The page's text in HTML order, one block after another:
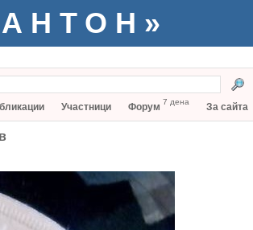
Участници Форум 7 дена За сайта